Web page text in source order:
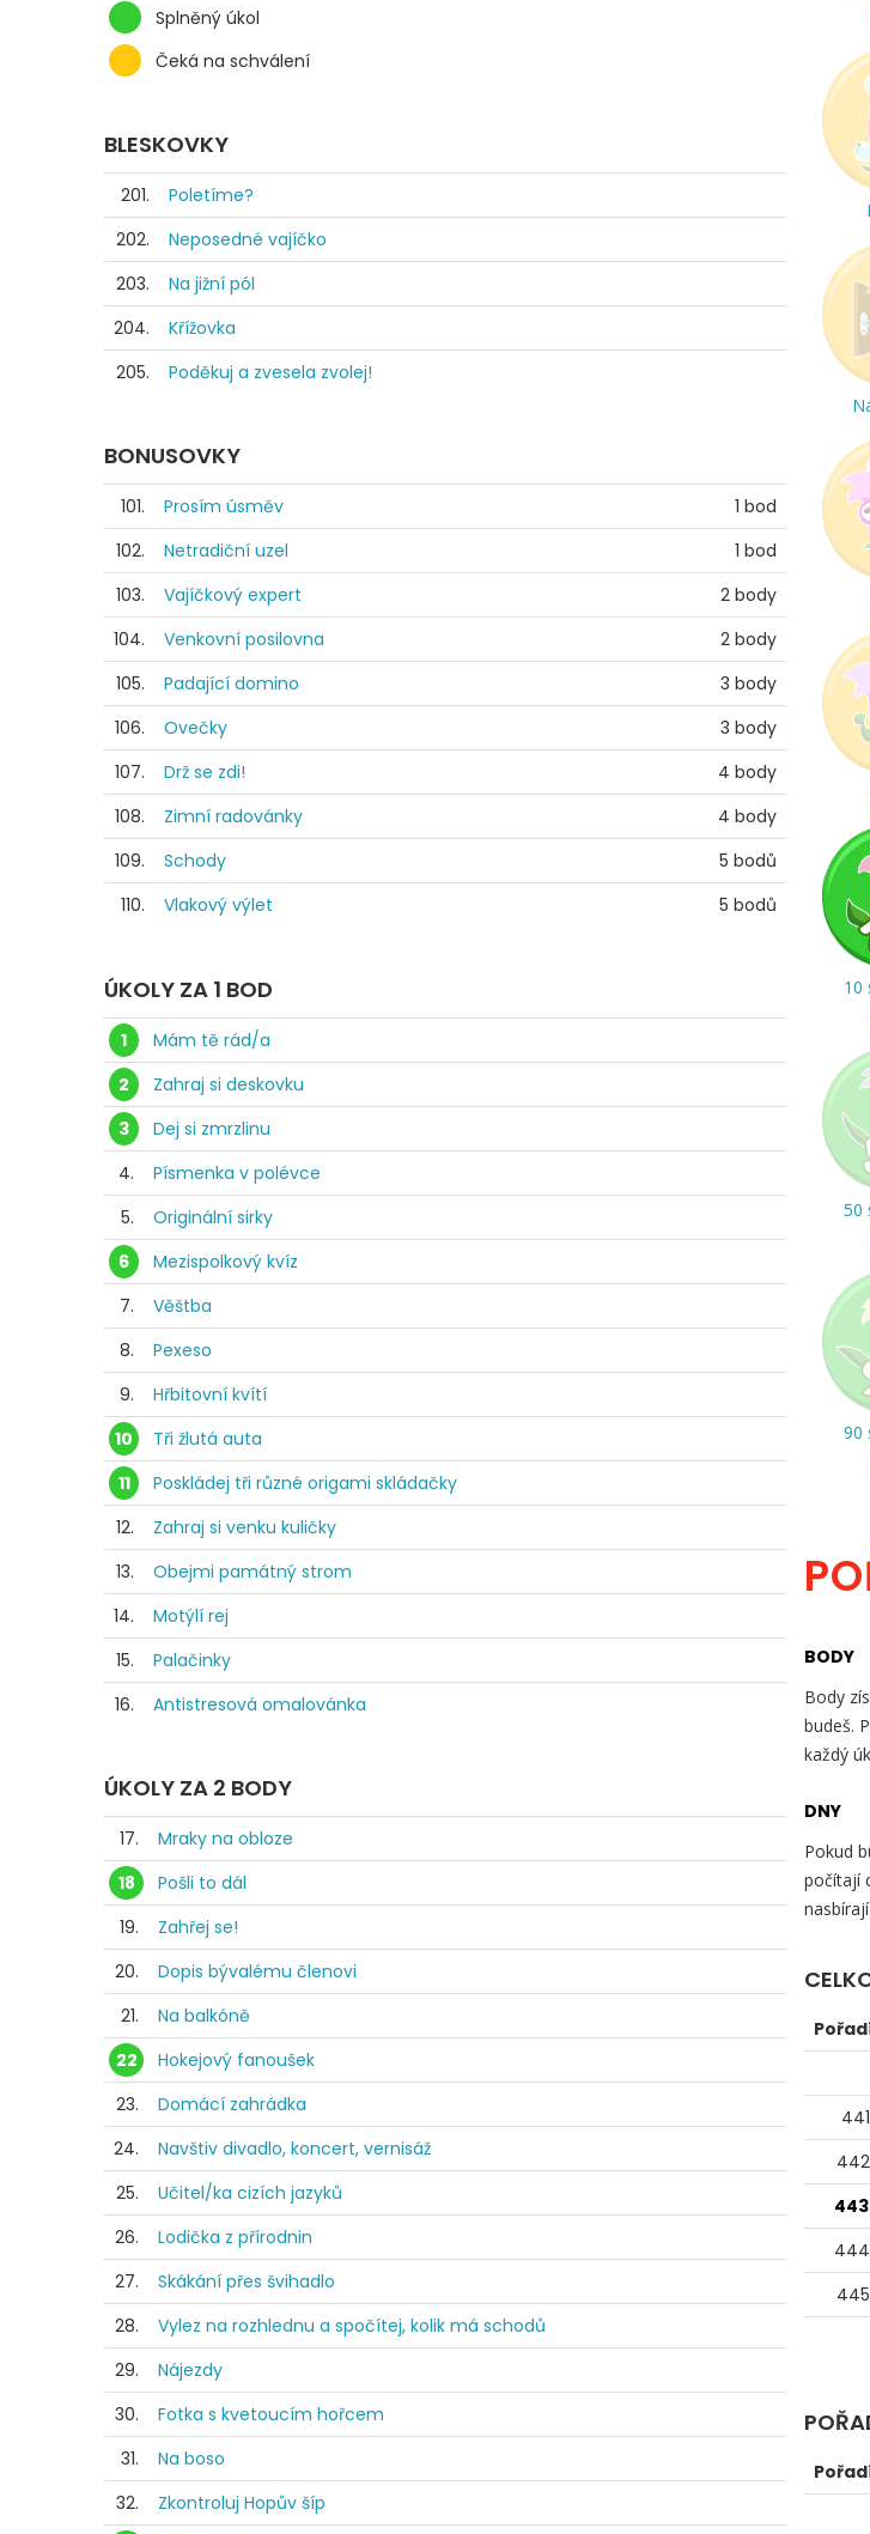
Splněný úkol
Čeká na schválení
BLESKOVKY
201.
Poletíme?
202.
Neposedné vajíčko
203.
Na jižní pól
204.
Křížovka
205.
Poděkuj a zvesela zvolej!
BONUSOVKY
101. Prosím úsměv
1 bod
102.
Netradiční uzel
1 bod
103.
Vajíčkový expert
2 body
104.
Venkovní posilovna
2 body
105.
Padající domino
3 body
106.
Ovečky
3 body
107.
Drž se zdi!
4 body
108.
Zimní radovánky
4 body
109.
Schody
5 bodů
110.
Vlakový výlet 5 bodů
ÚKOLY ZA 1 BOD
1
Mám tě rád/a
2
Zahraj si deskovku
3
Dej si zmrzlinu
4.
Písmenka v polévce
5.
Originální sirky
6
Mezispolkový kvíz
7.
Věštba
8.
Pexeso
9.
Hřbitovní kvítí
10
Tři žlutá auta
11
Poskládej tři různé origami skládačky
12.
Zahraj si venku kuličky
13.
Obejmi památný strom
14.
Motýlí rej
15.
Palačinky
16.
Antistresová omalovánka
ÚKOLY ZA 2 BODY
17.
Mraky na obloze
18
Pošli to dál
19.
Zahřej se!
20.
Dopis bývalému členovi
21.
Na balkóně
22
Hokejový fanoušek
23.
Domácí zahrádka
24.
Navštiv divadlo, koncert, vernisáž
25.
Učitel/ka cizích jazyků
26.
Lodička z přírodnin
27.
Skákání přes švihadlo
28.
Vylez na rozhlednu a spočítej, kolik má schodů
29.
Nájezdy
30.
Fotka s kvetoucím hořcem
31.
Na boso
32.
Zkontroluj Hopův šíp
10
50
90
BODY
Body
budeš.
každý
DNY
Pokud
počítají